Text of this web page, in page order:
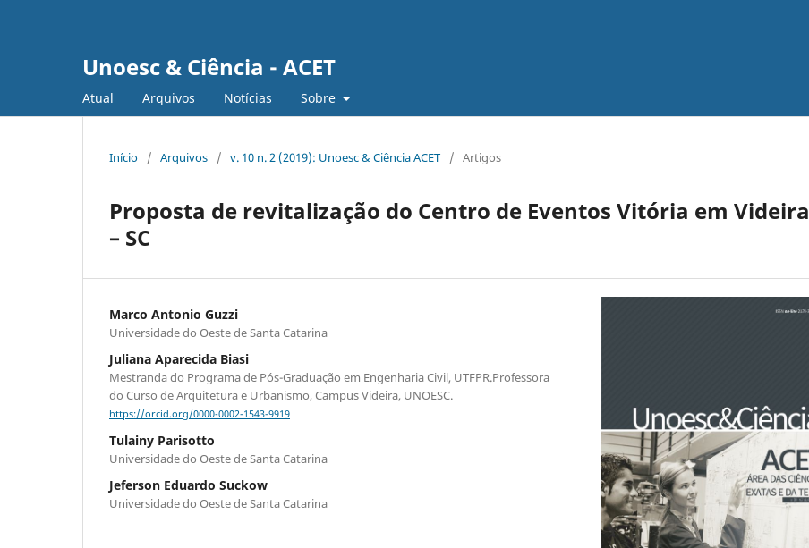
Unoesc & Ciência - ACET
Atual Arquivos Notícias Sobre
Início / Arquivos / v. 10 n. 2 (2019): Unoesc & Ciência ACET / Artigos
Proposta de revitalização do Centro de Eventos Vitória em Videira
– SC
Marco Antonio Guzzi
Universidade do Oeste de Santa Catarina
Juliana Aparecida Biasi
Mestranda do Programa de Pós-Graduação em Engenharia Civil, UTFPR.Professora
do Curso de Arquitetura e Urbanismo, Campus Videira, UNOESC.
https://orcid.org/0000-0002-1543-9919
Tulainy Parisotto
Universidade do Oeste de Santa Catarina
Jeferson Eduardo Suckow
Universidade do Oeste de Santa Catarina